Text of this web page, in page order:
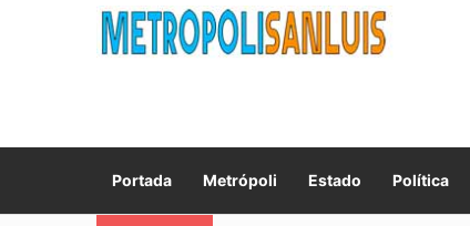
Portada Metrópoli Estado Política